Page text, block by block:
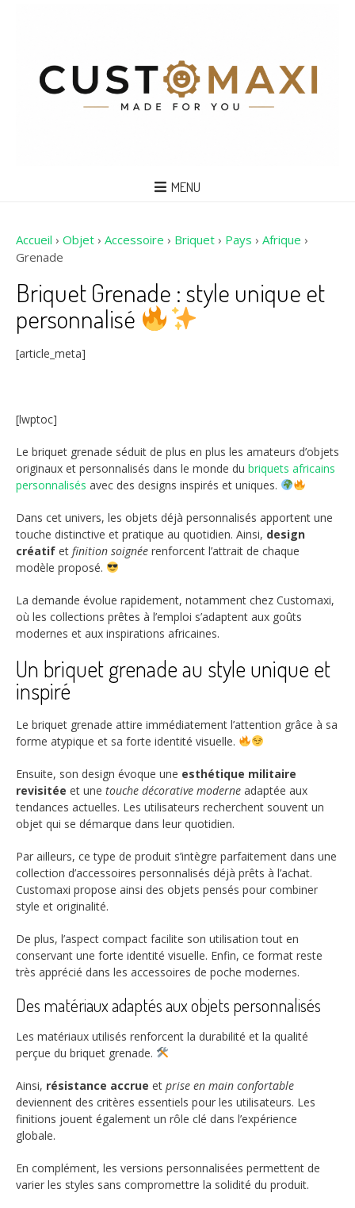
MENU
Accueil › Objet › Accessoire › Briquet › Pays › Afrique ›
Grenade
Briquet Grenade : style unique et
personnalisé
[article_meta]
[lwptoc]
Le briquet grenade séduit de plus en plus les amateurs d’objets
originaux et personnalisés dans le monde du briquets africains
personnalisés avec des designs inspirés et uniques.
Dans cet univers, les objets déjà personnalisés apportent une
touche distinctive et pratique au quotidien. Ainsi, design
créatif et finition soignée renforcent l’attrait de chaque
modèle proposé.
La demande évolue rapidement, notamment chez Customaxi,
où les collections prêtes à l’emploi s’adaptent aux goûts
modernes et aux inspirations africaines.
Un briquet grenade au style unique et
inspiré
Le briquet grenade attire immédiatement l’attention grâce à sa
forme atypique et sa forte identité visuelle.
Ensuite, son design évoque une esthétique militaire
revisitée et une touche décorative moderne adaptée aux
tendances actuelles. Les utilisateurs recherchent souvent un
objet qui se démarque dans leur quotidien.
Par ailleurs, ce type de produit s’intègre parfaitement dans une
collection d’accessoires personnalisés déjà prêts à l’achat.
Customaxi propose ainsi des objets pensés pour combiner
style et originalité.
De plus, l’aspect compact facilite son utilisation tout en
conservant une forte identité visuelle. Enfin, ce format reste
très apprécié dans les accessoires de poche modernes.
Des matériaux adaptés aux objets personnalisés
Les matériaux utilisés renforcent la durabilité et la qualité
perçue du briquet grenade.
Ainsi, résistance accrue et prise en main confortable
deviennent des critères essentiels pour les utilisateurs. Les
finitions jouent également un rôle clé dans l’expérience
globale.
En complément, les versions personnalisées permettent de
varier les styles sans compromettre la solidité du produit.